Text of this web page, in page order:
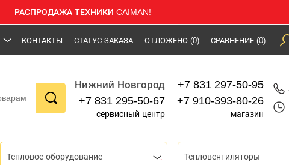
РАСПРОДАЖА ТЕХНИКИ CAIMAN!
КОНТАКТЫ СТАТУС ЗАКАЗА ОТЛОЖЕНО (0) СРАВНЕНИЕ (0)
Нижний Новгород
+7 831 295-50-67
сервисный центр
+7 831 297-50-95
+7 910-393-80-26
магазин
Тепловое оборудование Тепловентиляторы